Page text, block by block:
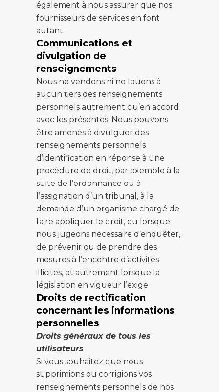
également à nous assurer que nos
fournisseurs de services en font
autant.
Communications et
divulgation de
renseignements
Nous ne vendons ni ne louons à
aucun tiers des renseignements
personnels autrement qu’en accord
avec les présentes. Nous pouvons
être amenés à divulguer des
renseignements personnels
d’identification en réponse à une
procédure de droit, par exemple à la
suite de l’ordonnance ou à
l’assignation d’un tribunal, à la
demande d’un organisme chargé de
faire appliquer le droit, ou lorsque
nous jugeons nécessaire d’enquêter,
de prévenir ou de prendre des
mesures à l’encontre d’activités
illicites, et autrement lorsque la
législation en vigueur l’exige.
Droits de rectification
concernant les informations
personnelles
Droits généraux de tous les
utilisateurs
Si vous souhaitez que nous
supprimions ou corrigions vos
renseignements personnels de nos